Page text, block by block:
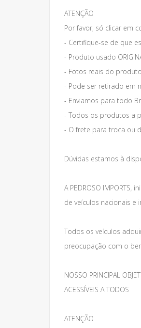
ATENÇÃO
Por favor, só clicar em
- Certifique-se de que
- Produto usado
- Fotos reais do
- Pode ser retirado em
- Enviamos para todo
- Todos os produtos a
- O frete para troca ou
Dúvidas estamos à
A PEDROSO
de veículos nacionais e
Todos os veículos
preocupação com o
NOSSO PRINCIPAL
ACESSÍVEIS A TODOS
ATENÇÃO